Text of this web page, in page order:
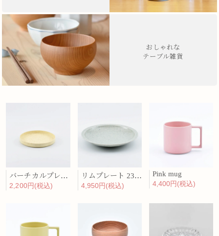
おしゃれな
テーブル雑貨
バーチカルプレート 15cm 化粧土
2,200円(税込)
リムプレート 23cm 呉須散
4,950円(税込)
Pink mug
4,400円(税込)